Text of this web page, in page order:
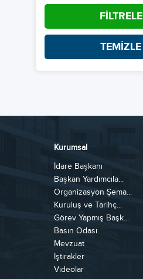
FİLTRELE
TEMİZLE
Kurumsal
İdare Başkanı
Başkan Yardımcıla...
Organizasyon Şema...
Kuruluş ve Tarihç...
Görev Yapmış Başk...
Basın Odası
Mevzuat
İştirakler
Videolar